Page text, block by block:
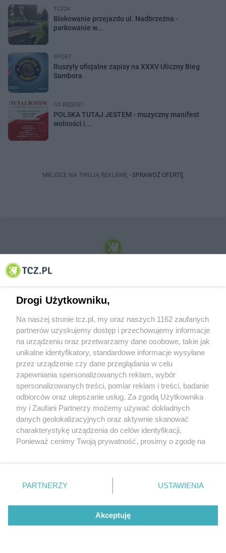
TCZ24
Blokowanie przejazdu ul. Nadbrzeżna -
parkowanie w...
SPORT
Ruszyły oficjalne zapisy na XXXV Uliczny Bieg
Sambora
CO BĘDZIE?
POLSKA TUTAJ JESTEM - muzyczny manifest
wolności i...
MIEJSCE NA TWOJĄ REKLAMĘ - SPRAWDŹ OFERTĘ
© 2001-2026 Tczew - TCZ.PL Sp. z o.o. Internetowy Serwis Informacyjny Miasta
O FIRMIE POLITYKA PRYWATNOŚCI HOSTING
REKLAMA WSPÓŁPRACA RSS FACEBOOK KONTAKT
Nasze serwisy
Aktualności
Tcz24
Historia miasta
Muzyka i kultura
Archiwum wydarzeń
Zdjęcia miasta
Drogi Użytkowniku,
Na naszej stronie tcz.pl, my oraz naszych 1162 zaufanych
partnerów uzyskujemy dostęp i przechowujemy informacje
na urządzeniu oraz przetwarzamy dane osobowe, takie jak
unikalne identyfikatory, standardowe informacje wysyłane
przez urządzenie czy dane przeglądania w celu
zapewniania spersonalizowanych reklam, wybór
spersonalizowanych treści, pomiar reklam i treści, badanie
odbiorców oraz ulepszanie usług. Za zgodą Użytkownika
my i Zaufani Partnerzy możemy używać dokładnych
danych geolokalizacyjnych oraz aktywnie skanować
charakterystykę urządzenia do celów identyfikacji.
Ponieważ cenimy Twoją prywatność, prosimy o zgodę na
znajdujący się w lewym dolnym rogu strony
. Niektóre
przetwarzaniu. Preferencje będą miały zastosowania tylko
PARTNERZY USTAWIENIA
Akceptuję